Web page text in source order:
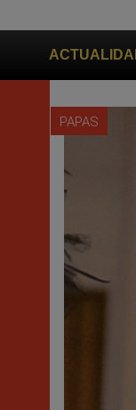
a Marco
PAPAS